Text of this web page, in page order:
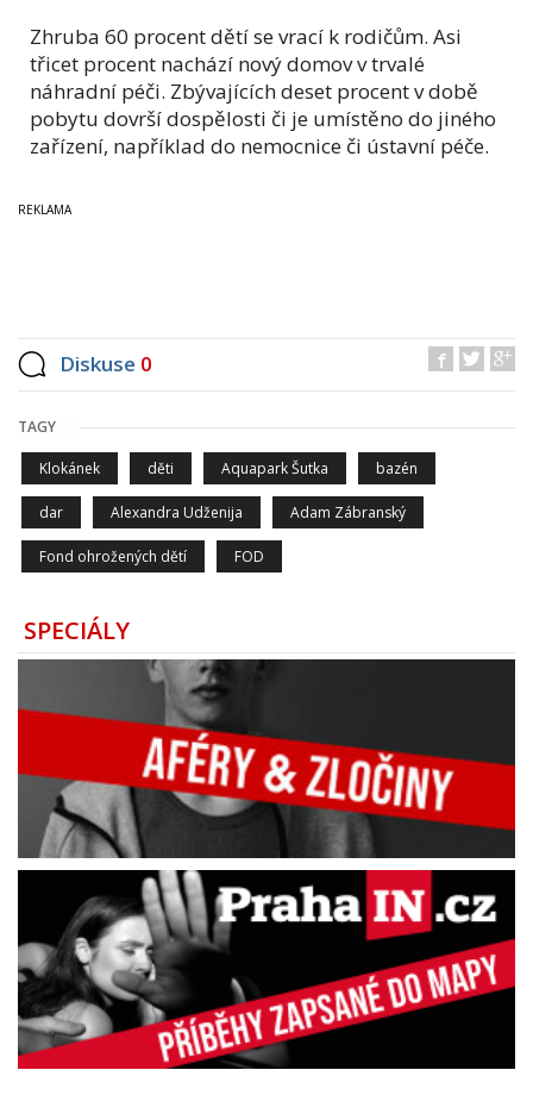
Zhruba 60 procent dětí se vrací k rodičům. Asi
třicet procent nachází nový domov v trvalé
náhradní péči. Zbývajících deset procent v době
pobytu dovrší dospělosti či je umístěno do jiného
zařízení, například do nemocnice či ústavní péče.
Diskuse 0
TAGY
Klokánek děti Aquapark Šutka bazén
dar Alexandra Udženija Adam Zábranský
Fond ohrožených dětí FOD
SPECIÁLY